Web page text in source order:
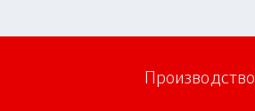
Производство